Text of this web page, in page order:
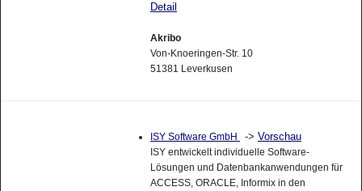
Detail
Akribo
Von-Knoeringen-Str. 10
51381 Leverkusen
ISY Software GmbH -> Vorschau
ISY entwickelt individuelle Software-
Lösungen und Datenbankanwendungen für
ACCESS, ORACLE, Informix in den